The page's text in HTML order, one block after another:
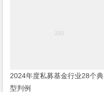
2024年度私募基金行业28个典
型判例